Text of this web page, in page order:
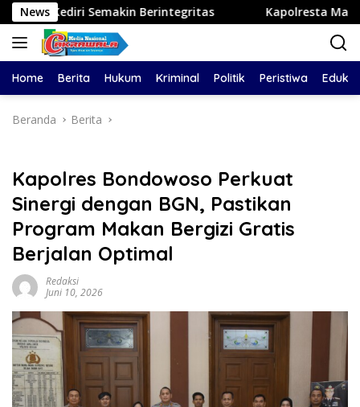
Langsung
ke
konten
News
Semakin Berintegritas Kapolresta Malang Kota Cek
Home Berita Hukum Kriminal Politik Peristiwa
Beranda Berita
Kapolres Bondowoso Perkuat
Sinergi dengan BGN, Pastikan
Program Makan Bergizi Gratis
Berjalan Optimal
Redaksi
Juni 10, 2026